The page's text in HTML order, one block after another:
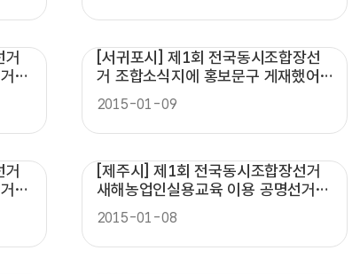
[서귀포시] 제1회 전국동시조합장선
거 조합소식지에 홍보문구 게재했어
요...
2015-01-09
[제주시] 제1회 전국동시조합장선거
새해농업인실용교육 이용 공명선거
홍보활동 시작
2015-01-08